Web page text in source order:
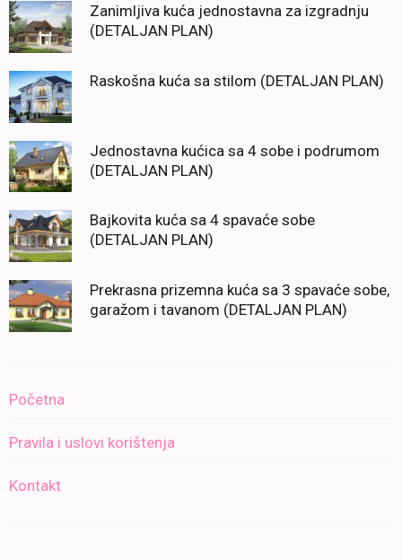
Zanimljiva kuća jednostavna za izgradnju
(DETALJAN PLAN)
Raskošna kuća sa stilom (DETALJAN PLAN)
Jednostavna kućica sa 4 sobe i podrumom
(DETALJAN PLAN)
Bajkovita kuća sa 4 spavaće sobe
(DETALJAN PLAN)
Prekrasna prizemna kuća sa 3 spavaće sobe,
garažom i tavanom (DETALJAN PLAN)
Početna
Pravila i uslovi korištenja
Kontakt